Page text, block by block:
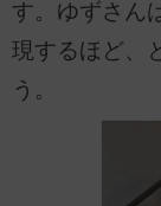
す。ゆずさん
現するほど、
う。